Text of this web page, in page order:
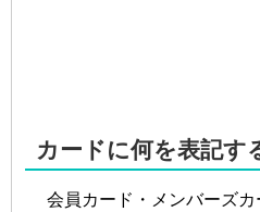
カードに何を表記す
会員カード・メンバーズ